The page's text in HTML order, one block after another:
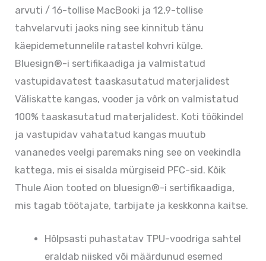
arvuti / 16-tollise MacBooki ja 12,9-tollise
tahvelarvuti jaoks ning see kinnitub tänu
käepidemetunnelile ratastel kohvri külge.
Bluesign®-i sertifikaadiga ja valmistatud
vastupidavatest taaskasutatud materjalidest
Väliskatte kangas, vooder ja võrk on valmistatud
100% taaskasutatud materjalidest. Koti töökindel
ja vastupidav vahatatud kangas muutub
vananedes veelgi paremaks ning see on veekindla
kattega, mis ei sisalda mürgiseid PFC-sid. Kõik
Thule Aion tooted on bluesign®-i sertifikaadiga,
mis tagab töötajate, tarbijate ja keskkonna kaitse.
Hõlpsasti puhastatav TPU-voodriga sahtel
eraldab niisked või määrdunud esemed